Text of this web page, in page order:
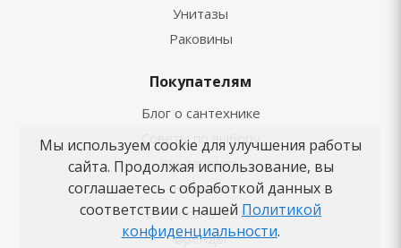
Унитазы
Раковины
Покупателям
Блог о сантехнике
Советы по выбору
Как заказать
Новости
Вопросы-ответы
Бренды
Мы используем cookie для улучшения работы
сайта. Продолжая использование, вы
соглашаетесь с обработкой данных в
соответствии с нашей Политикой
конфиденциальности.